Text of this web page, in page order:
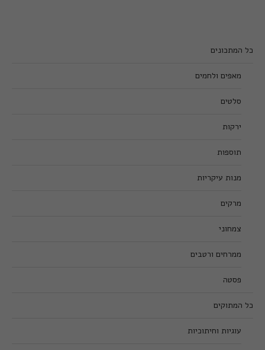
כל המתכונים
מאפים ולחמים
סלטים
ירקות
תוספות
מנות עיקריות
מרקים
צמחוני
ממרחים ורטבים
פסטה
כל המתוקים
עוגיות וחיתוכיות